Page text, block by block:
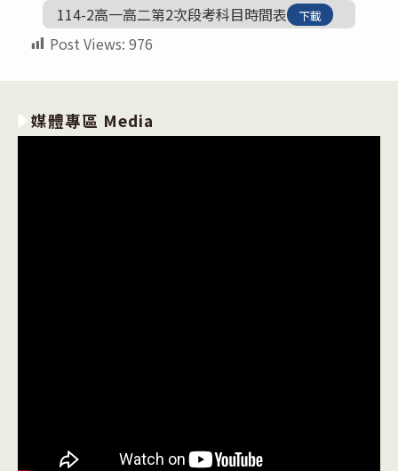
114-2高一高二第2次段考科目時間表 下載
Post Views: 976
媒體專區 Media